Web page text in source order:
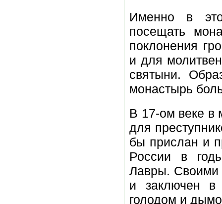
Именно в
посещать
поклонения
и для
святыни.
монастырь
В 17-ом веке в
для
бы прислан и
России в
Лавры. Своими
и заключен в
голодом и